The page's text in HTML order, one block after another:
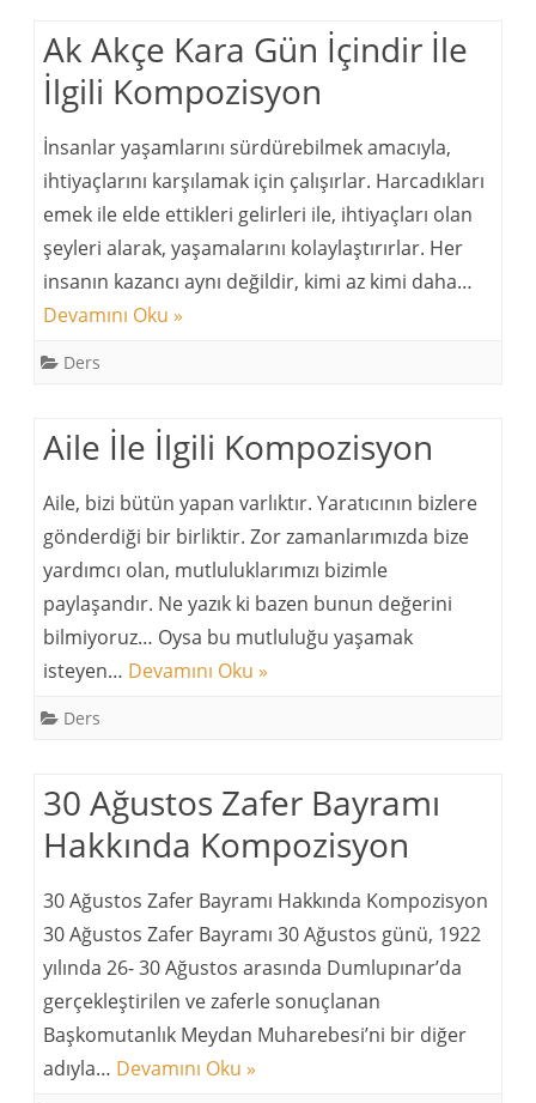
Ak Akçe Kara Gün İçindir İle
İlgili Kompozisyon
İnsanlar yaşamlarını sürdürebilmek amacıyla,
ihtiyaçlarını karşılamak için çalışırlar. Harcadıkları
emek ile elde ettikleri gelirleri ile, ihtiyaçları olan
şeyleri alarak, yaşamalarını kolaylaştırırlar. Her
insanın kazancı aynı değildir, kimi az kimi daha…
Devamını Oku »
Ders
Aile İle İlgili Kompozisyon
Aile, bizi bütün yapan varlıktır. Yaratıcının bizlere
gönderdiği bir birliktir. Zor zamanlarımızda bize
yardımcı olan, mutluluklarımızı bizimle
paylaşandır. Ne yazık ki bazen bunun değerini
bilmiyoruz… Oysa bu mutluluğu yaşamak
isteyen… Devamını Oku »
Ders
30 Ağustos Zafer Bayramı
Hakkında Kompozisyon
30 Ağustos Zafer Bayramı Hakkında Kompozisyon
30 Ağustos Zafer Bayramı 30 Ağustos günü, 1922
yılında 26- 30 Ağustos arasında Dumlupınar’da
gerçekleştirilen ve zaferle sonuçlanan
Başkomutanlık Meydan Muharebesi’ni bir diğer
adıyla… Devamını Oku »